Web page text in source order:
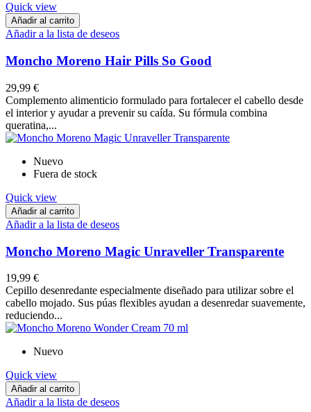
Quick view
Añadir al carrito
Añadir a la lista de deseos
Moncho Moreno Hair Pills So Good
29,99 €
Complemento alimenticio formulado para fortalecer el cabello desde
el interior y ayudar a prevenir su caída. Su fórmula combina
queratina,...
Nuevo
Fuera de stock
Quick view
Añadir al carrito
Añadir a la lista de deseos
Moncho Moreno Magic Unraveller Transparente
19,99 €
Cepillo desenredante especialmente diseñado para utilizar sobre el
cabello mojado. Sus púas flexibles ayudan a desenredar suavemente,
reduciendo...
Nuevo
Quick view
Añadir al carrito
Añadir a la lista de deseos